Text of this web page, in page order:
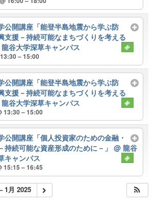
公開講座「能登半島地震から学ぶ防
支援－持続可能なまちづくりを考える
谷大学深草キャンパス
– 15:00
公開講座「能登半島地震から学ぶ防
支援－持続可能なまちづくりを考える
谷大学深草キャンパス
13:30 – 15:00
公開講座「個人投資家のための金融・
持続可能な資産形成のために－」@ 龍谷
キャンパス
15:15 – 16:45
1月 2025